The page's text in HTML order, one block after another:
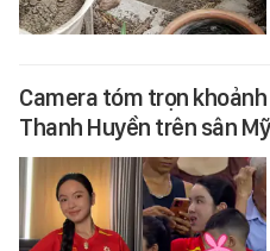
Camera tóm trọn
Thanh Huyền trên sân